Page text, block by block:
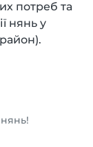
потреб та
нянь у